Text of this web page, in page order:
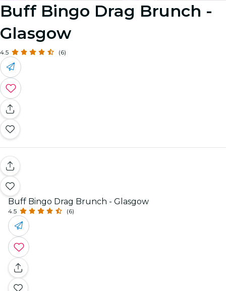
Buff Bingo Drag Brunch -
Glasgow
4.5 (6)
Buff Bingo Drag Brunch - Glasgow
4.5 (6)